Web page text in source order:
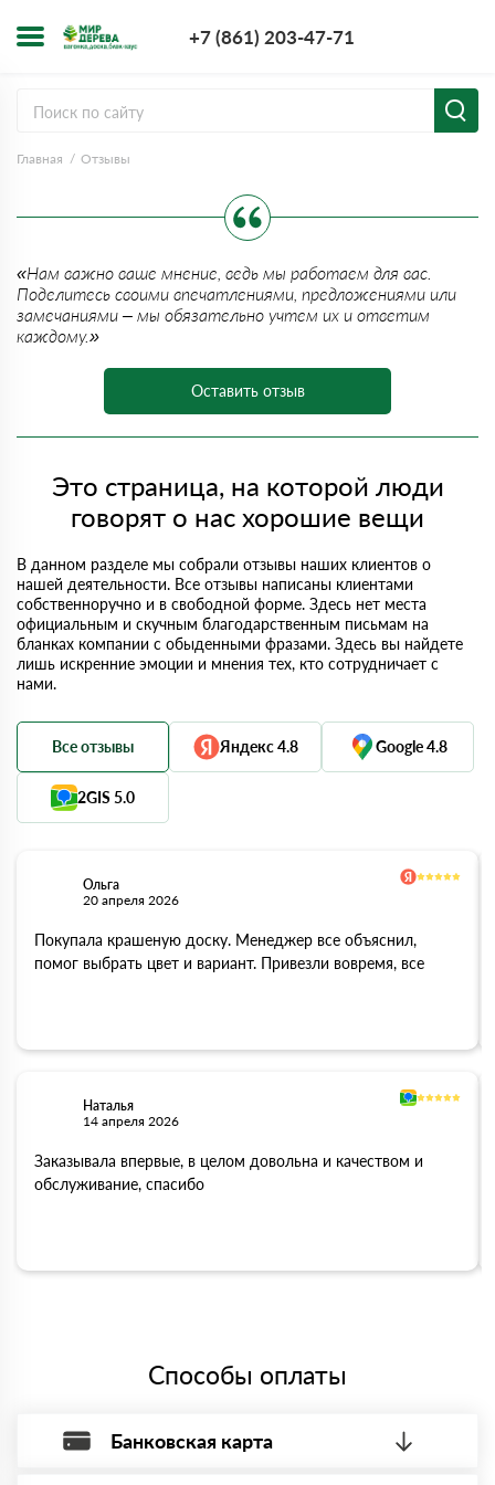
+7 (861) 203-47-71
Главная Отзывы
«Нам важно ваше мнение, ведь мы работаем для вас.
Поделитесь своими впечатлениями, предложениями или
замечаниями – мы обязательно учтем их и ответим
каждому.»
Оставить отзыв
Это страница, на которой люди
говорят о нас хорошие вещи
В данном разделе мы собрали отзывы наших клиентов о
нашей деятельности. Все отзывы написаны клиентами
собственноручно и в свободной форме. Здесь нет места
официальным и скучным благодарственным письмам на
бланках компании с обыденными фразами. Здесь вы найдете
лишь искренние эмоции и мнения тех, кто сотрудничает с
нами.
Все отзывы Яндекс 4.8 Google 4.8
2GIS 5.0
Ольга
20 апреля 2026
Покупала крашеную доску. Менеджер все объяснил,
помог выбрать цвет и вариант. Привезли вовремя, все
Наталья
14 апреля 2026
Заказывала впервые, в целом довольна и качеством и
обслуживание, спасибо
Способы оплаты
Банковская карта